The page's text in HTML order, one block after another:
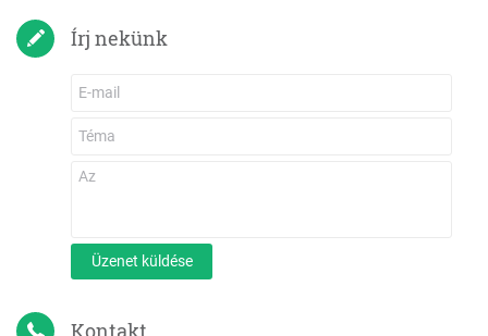
Írj nekünk
Üzenet küldése
Kontakt